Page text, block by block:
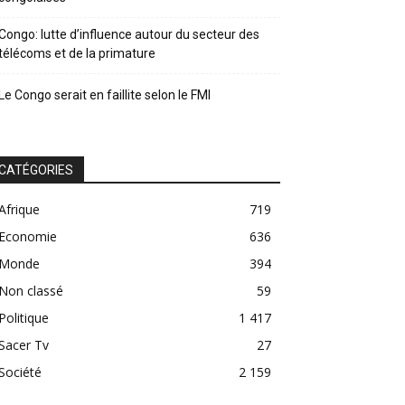
lutte d’influence autour du secteur des
et de la primature
Congo serait en faillite selon le FMI
719
636
394
classé
59
1 417
Tv
27
2 159